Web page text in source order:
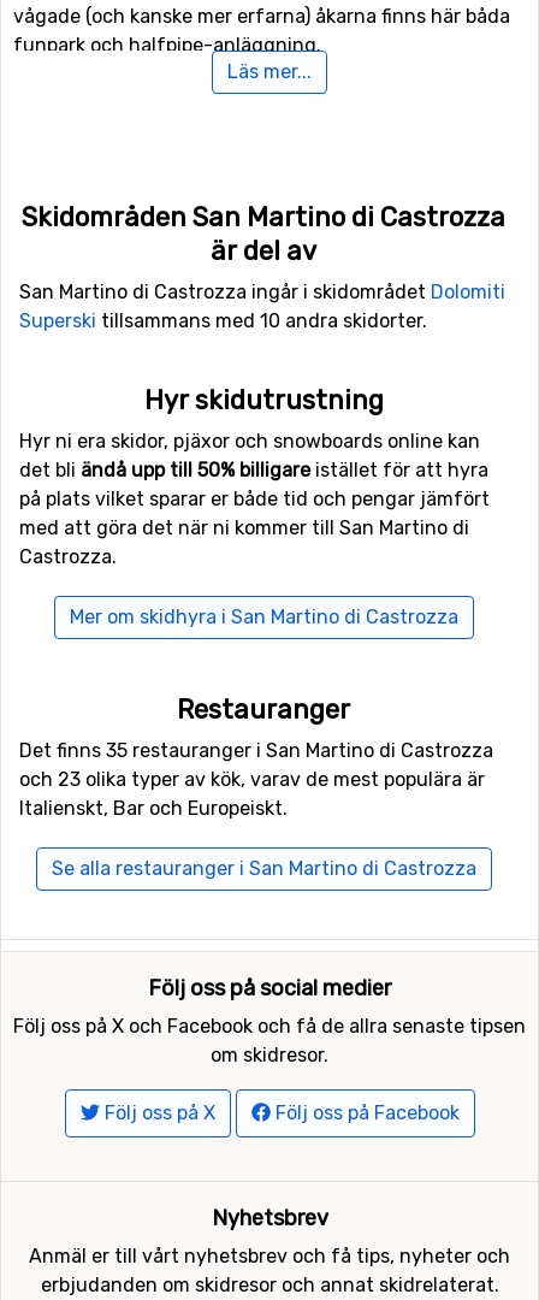
vågade (och kanske mer erfarna) åkarna finns här båda
funpark och halfpipe-anläggning.
preparerade för vintervandring.
Flyg till San Martino di Castrozza
Flyger man tillBolzano Airportkommer man riktigt nära
flygplatsen och skidorten endast är 43 kilometer.
Transfertiden blir därmed kort och kostnaden normalt
sett lägre än då avståndet är långt. Det är även möjligt
att flyga till flygplatsernaTreviso Airport , som ligger 74
kilometer bort, ochMarco Polo, Venedig som har ett
avstånd på 94 kilometer till San Martino di Castrozza.
Närmaste skidorter till San Martino di
Castrozza
kilometer från San Martino di Castrozza ligger
. Ni hittar även skidorterna Passo San Pellegrino-
Falcadepå 13 kilometers avstånd ochPredazzo, 16
kilometer från San Martino di Castrozza.
Läs mer...
Skidområden San Martino di Castrozza
är del av
San Martino di Castrozza ingår i skidområdet Dolomiti
Superski tillsammans med 10 andra skidorter.
Hyr skidutrustning
Hyr ni era skidor, pjäxor och snowboards online kan
det bli ändå upp till 50% billigareistället för att hyra
på plats vilket sparar er både tid och pengar jämfört
med att göra det när ni kommer till San Martino di
Castrozza.
Mer om skidhyra i San Martino di Castrozza
Restauranger
Det finns 35 restauranger i San Martino di Castrozza
och 23 olika typer av kök, varav de mest populära är
Italienskt, Bar och Europeiskt.
Se alla restauranger i San Martino di Castrozza
Följ oss på social medier
Följ oss på X och Facebook och få de allra senaste tipsen
om skidresor.
Följ oss på X Följ oss på Facebook
Nyhetsbrev
Anmäl er till vårt nyhetsbrev och få tips, nyheter och
erbjudanden om skidresor och annat skidrelaterat.